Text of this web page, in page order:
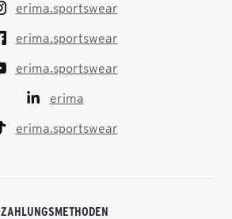
erima.sportswear
erima.sportswear
erima.sportswear
erima
erima.sportswear
ZAHLUNGSMETHODEN